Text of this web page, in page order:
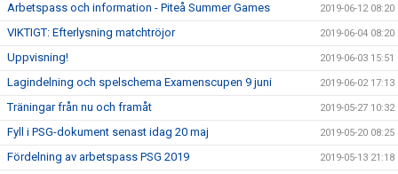
Arbetspass och information - Piteå Summer Games 2019-06-12 08:20
VIKTIGT: Efterlysning matchtröjor 2019-06-04 08:20
Uppvisning! 2019-06-03 15:51
Lagindelning och spelschema Examenscupen 9 juni 2019-06-02 17:13
Träningar från nu och framåt 2019-05-27 10:32
Fyll i PSG-dokument senast idag 20 maj 2019-05-20 08:25
Fördelning av arbetspass PSG 2019 2019-05-13 21:18